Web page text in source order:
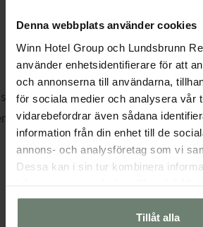
Denna webbplats använder cookies
Winn Hotel Group och Lundsbrunn
använder enhetsidentifierare för att
och annonserna till användarna,
för sociala medier och analysera vår
vidarebefordrar även sådana
information från din enhet till de
annons- och analysföretag som vi
Dessa kan i sin tur kombinera
samlat in när du har använt deras
Tillåt alla